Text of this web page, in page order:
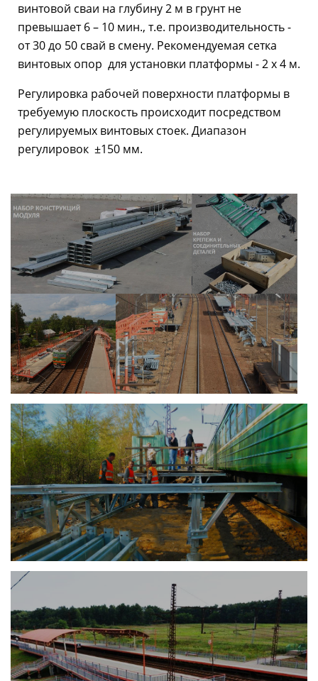
винтовой сваи на глубину 2 м в грунт не
превышает 6 – 10 мин., т.е. производительность -
от 30 до 50 свай в смену. Рекомендуемая сетка
винтовых опор для установки платформы - 2 х 4 м.
Регулировка рабочей поверхности платформы в
требуемую плоскость происходит посредством
регулируемых винтовых стоек. Диапазон
регулировок ±150 мм.